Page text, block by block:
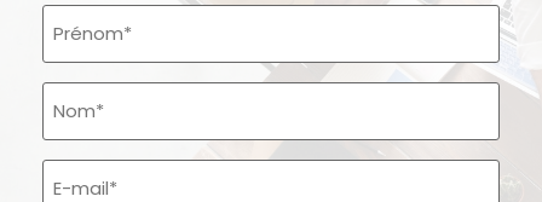
Prénom
(Nécessaire)
Nom
(Nécessaire)
E-
mail